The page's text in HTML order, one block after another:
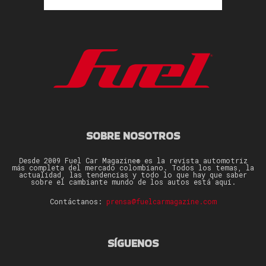
SOBRE NOSOTROS
Desde 2009 Fuel Car Magazine® es la revista automotriz
más completa del mercado colombiano. Todos los temas, la
actualidad, las tendencias y todo lo que hay que saber
sobre el cambiante mundo de los autos está aquí.
Contáctanos: prensa@fuelcarmagazine.com
SÍGUENOS